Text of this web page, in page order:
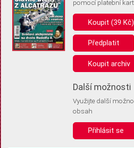
Pro základní fungování webu
(tzv. cookies apod.). Rádi bychom vás ale
uložením volitelných informací:
Anonymní unikátní ID
Díky němu příště poznáme, že se jedná o
Identifikátor je zcela anonymní.
Vaše souhlasy a odmítnutí si ukládáme do
vás už příště znovu neptali. Můžete je
pomocí platební
Koupit (39 Kč)
Předplatit
Koupit archiv
Další možnosti
Využijte další
obsah
Přihlásit se